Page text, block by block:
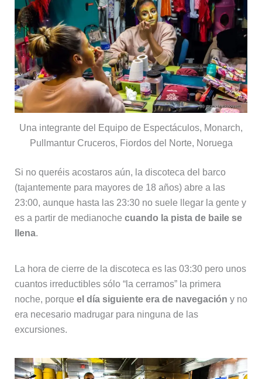
Una integrante del Equipo de Espectáculos, Monarch,
Pullmantur Cruceros, Fiordos del Norte, Noruega
Si no queréis acostaros aún, la discoteca del barco
(tajantemente para mayores de 18 años) abre a las
23:00, aunque hasta las 23:30 no suele llegar la gente y
es a partir de medianoche cuando la pista de baile se
llena.
La hora de cierre de la discoteca es las 03:30 pero unos
cuantos irreductibles sólo “la cerramos” la primera
noche, porque el día siguiente era de navegación y no
era necesario madrugar para ninguna de las
excursiones.